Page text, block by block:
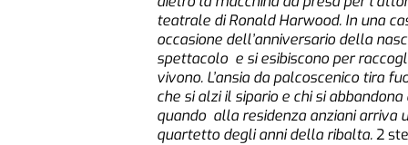
teatrale di Ronald Harwood. In una
occasione dell’anniversario della
spettacolo e si esibiscono per
vivono. L’ansia da palcoscenico tira
che si alzi il sipario e chi si
quando alla residenza anziani arriva
quartetto degli anni della ribalta.2